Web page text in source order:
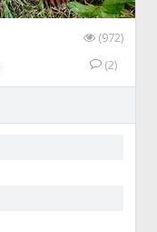
(972)
(2)